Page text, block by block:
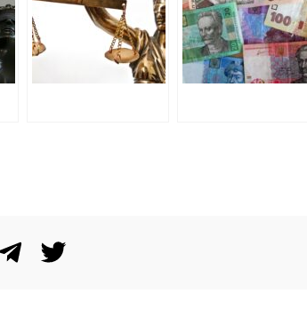
«МЕТАЛІСТОМ»
ЗА БОРГИ
ОРЕНДУ ЗЕМЛІ
ПІД БАЗОЮ У
ВИСОКОМУ
МІЛЬЙОНІВ
ГРИВЕНЬ НА
РЕМОНТІ ДЮСШ
У ЛОЗОВІЙ